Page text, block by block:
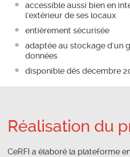
accessible aussi bien en
l'extérieur de ses locaux
entièrement sécurisée
adaptée au stockage d'un
données
disponible dès décembre
Réalisation du
CeRFI a élaboré la plateforme